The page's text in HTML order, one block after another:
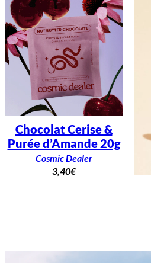
Chocolat Cerise &
Purée d’Amande 20g
Cosmic Dealer
3,40€